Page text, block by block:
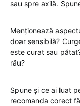
sau spre axilă.
Menționează
doar sensibilă?
este curat sau
rău?
Spune și ce ai luat
recomanda corect